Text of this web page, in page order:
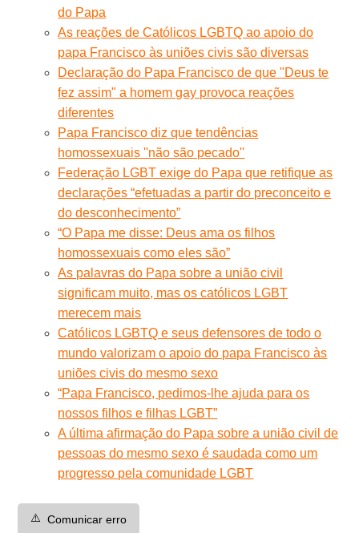
do Papa
As reações de Católicos LGBTQ ao apoio do
papa Francisco às uniões civis são diversas
Declaração do Papa Francisco de que "Deus te
fez assim" a homem gay provoca reações
diferentes
Papa Francisco diz que tendências
homossexuais ''não são pecado''
Federação LGBT exige do Papa que retifique as
declarações “efetuadas a partir do preconceito e
do desconhecimento”
“O Papa me disse: Deus ama os filhos
homossexuais como eles são”
As palavras do Papa sobre a união civil
significam muito, mas os católicos LGBT
merecem mais
Católicos LGBTQ e seus defensores de todo o
mundo valorizam o apoio do papa Francisco às
uniões civis do mesmo sexo
“Papa Francisco, pedimos-lhe ajuda para os
nossos filhos e filhas LGBT”
A última afirmação do Papa sobre a união civil de
pessoas do mesmo sexo é saudada como um
progresso pela comunidade LGBT
⚠️ Comunicar erro